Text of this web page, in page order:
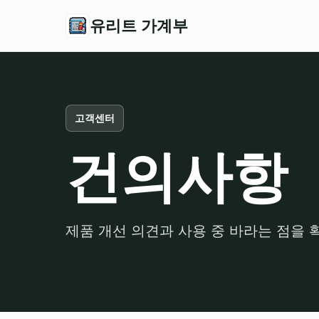
유리트 가계부
고객센터
건의사항
제품 개선 의견과 사용 중 바라는 점을